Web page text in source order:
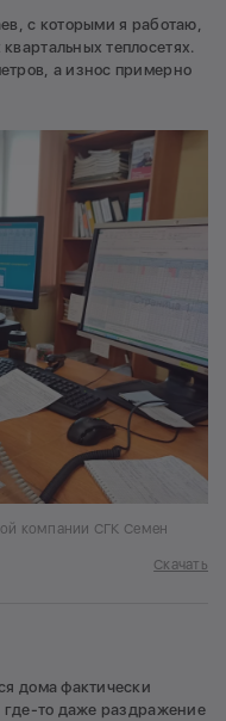
с которыми я работаю,
теплосетях.
а износ примерно
компании СГК Семен
Скачать
дома фактически
где-то даже раздражение